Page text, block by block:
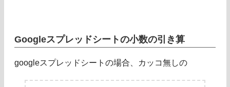
Googleスプレッドシートの小数の引き算
googleスプレッドシートの場合、カッコ無しの